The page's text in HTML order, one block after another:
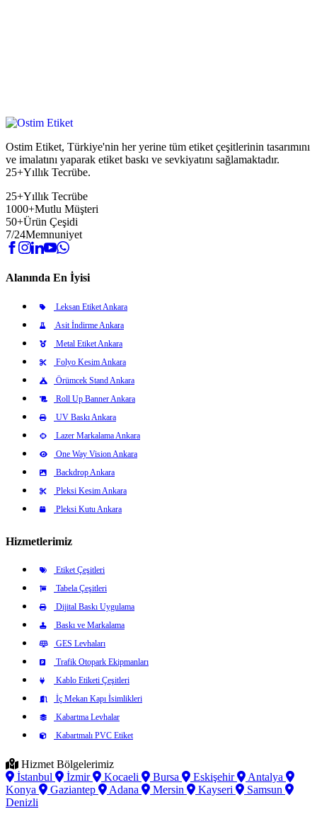
Ostim Etiket, Türkiye'nin her yerine tüm etiket çeşitlerinin tasarımını
ve imalatını yaparak etiket baskı ve sevkiyatını sağlamaktadır.
25+Yıllık Tecrübe.
25+Yıllık Tecrübe
1000+Mutlu Müşteri
50+Ürün Çeşidi
7/24Memnuniyet
Alanında En İyisi
Leksan Etiket Ankara
Asit İndirme Ankara
Metal Etiket Ankara
Folyo Kesim Ankara
Örümcek Stand Ankara
Roll Up Banner Ankara
UV Baskı Ankara
Lazer Markalama Ankara
One Way Vision Ankara
Backdrop Ankara
Pleksi Kesim Ankara
Pleksi Kutu Ankara
Hizmetlerimiz
Etiket Çeşitleri
Tabela Çeşitleri
Dijital Baskı Uygulama
Baskı ve Markalama
GES Levhaları
Trafik Otopark Ekipmanları
Kablo Etiketi Çeşitleri
İç Mekan Kapı İsimlikleri
Kabartma Levhalar
Kabartmalı PVC Etiket
Hizmet Bölgelerimiz
İstanbul
İzmir Kocaeli Bursa Eskişehir
Antalya
Konya
Gaziantep Adana Mersin Kayseri
Samsun
Denizli